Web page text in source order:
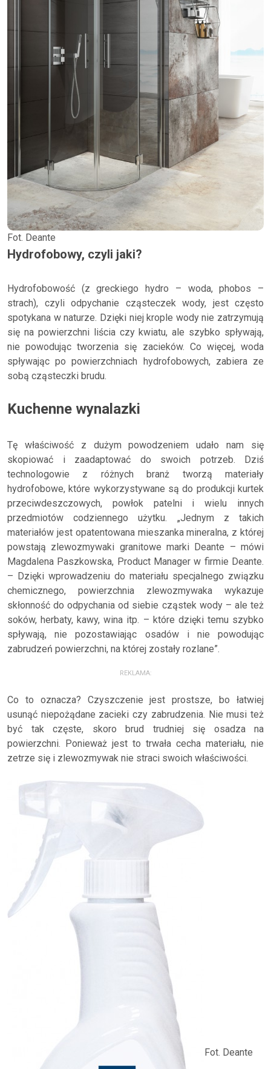
Fot. Deante
Hydrofobowy, czyli jaki?
Hydrofobowość (z greckiego hydro – woda, phobos –
strach), czyli odpychanie cząsteczek wody, jest często
spotykana w naturze. Dzięki niej krople wody nie zatrzymują
się na powierzchni liścia czy kwiatu, ale szybko spływają,
nie powodując tworzenia się zacieków. Co więcej, woda
spływając po powierzchniach hydrofobowych, zabiera ze
sobą cząsteczki brudu.
Kuchenne wynalazki
Tę właściwość z dużym powodzeniem udało nam się
skopiować i zaadaptować do swoich potrzeb. Dziś
technologowie z różnych branż tworzą materiały
hydrofobowe, które wykorzystywane są do produkcji kurtek
przeciwdeszczowych, powłok patelni i wielu innych
przedmiotów codziennego użytku. „Jednym z takich
materiałów jest opatentowana mieszanka mineralna, z której
powstają zlewozmywaki granitowe marki Deante – mówi
Magdalena Paszkowska, Product Manager w firmie Deante.
– Dzięki wprowadzeniu do materiału specjalnego związku
chemicznego, powierzchnia zlewozmywaka wykazuje
skłonność do odpychania od siebie cząstek wody – ale też
soków, herbaty, kawy, wina itp. – które dzięki temu szybko
spływają, nie pozostawiając osadów i nie powodując
zabrudzeń powierzchni, na której zostały rozlane”.
REKLAMA:
Co to oznacza? Czyszczenie jest prostsze, bo łatwiej
usunąć niepożądane zacieki czy zabrudzenia. Nie musi też
być tak częste, skoro brud trudniej się osadza na
powierzchni. Ponieważ jest to trwała cecha materiału, nie
zetrze się i zlewozmywak nie straci swoich właściwości.
Fot. Deante